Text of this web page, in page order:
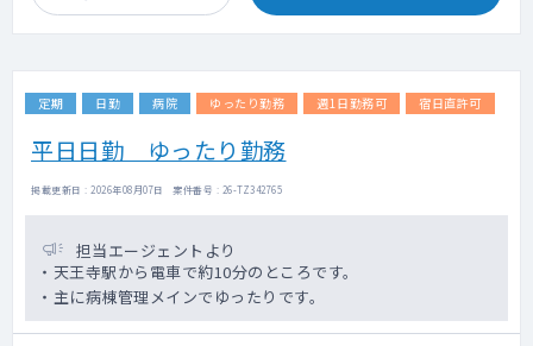
定期 日勤 病院 ゆったり勤務 週1日勤務可 宿日直許可
平日日勤 ゆったり勤務
掲載更新日 : 2026年08月07日 案件番号 : 26-TZ342765
担当エージェントより
・天王寺駅から電車で約10分のところです。
・主に病棟管理メインでゆったりです。